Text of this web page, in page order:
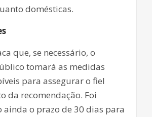
domésticas.
que, se necessário, o
tomará as medidas
para assegurar o fiel
da recomendação. Foi
ainda o prazo de 30 dias para